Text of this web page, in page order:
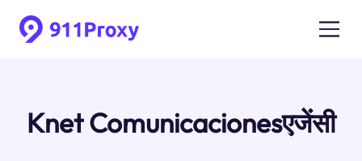
Knet Comunicacionesएजेंसी